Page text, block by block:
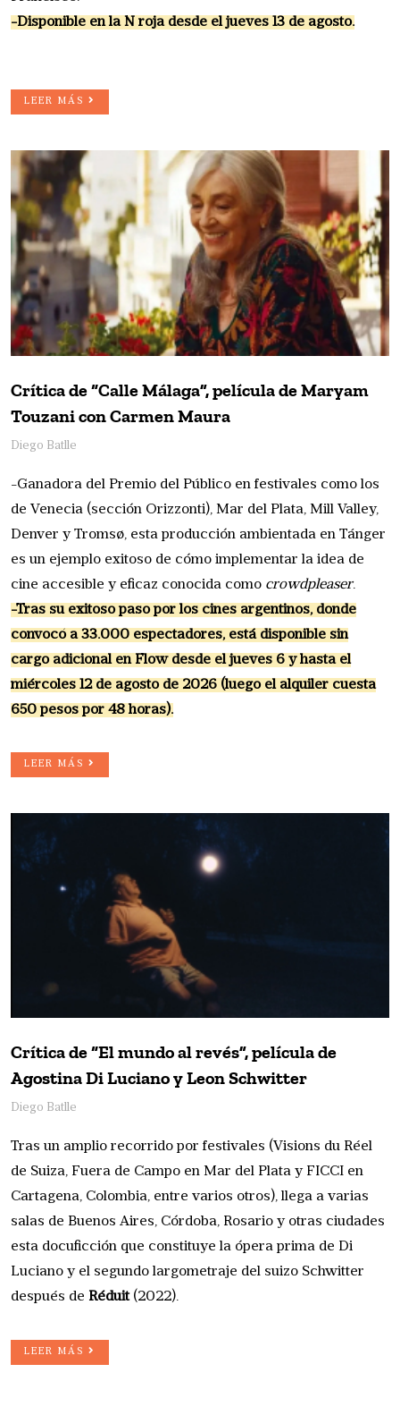
-Disponible en la N roja desde el jueves 13 de agosto.
LEER MÁS
Crítica de “Calle Málaga”, película de Maryam
Touzani con Carmen Maura
Diego Batlle
-Ganadora del Premio del Público en festivales como los
de Venecia (sección Orizzonti), Mar del Plata, Mill Valley,
Denver y Tromsø, esta producción ambientada en Tánger
es un ejemplo exitoso de cómo implementar la idea de
cine accesible y eficaz conocida como crowdpleaser.
-Tras su exitoso paso por los cines argentinos, donde
convocó a 33.000 espectadores, está disponible sin
cargo adicional en Flow desde el jueves 6 y hasta el
miércoles 12 de agosto de 2026 (luego el alquiler cuesta
650 pesos por 48 horas).
LEER MÁS
Crítica de “El mundo al revés”, película de
Agostina Di Luciano y Leon Schwitter
Diego Batlle
Tras un amplio recorrido por festivales (Visions du Réel
de Suiza, Fuera de Campo en Mar del Plata y FICCI en
Cartagena, Colombia, entre varios otros), llega a varias
salas de Buenos Aires, Córdoba, Rosario y otras ciudades
esta docuficción que constituye la ópera prima de Di
Luciano y el segundo largometraje del suizo Schwitter
después de Réduit(2022).
LEER MÁS